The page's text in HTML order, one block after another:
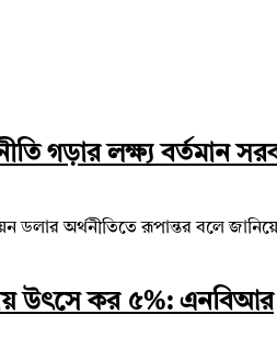
গড়ার লক্ষ্য বর্তমান
ডলার অর্থনীতিতে রূপান্তর বলে
উৎসে কর ৫%: এনবিআর